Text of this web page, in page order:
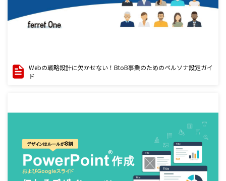
Webの戦略設計に欠かせない！BtoB事業のためのペルソナ設定ガイ
ド